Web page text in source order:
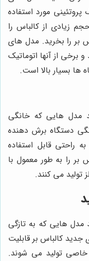
مورد استفاده
زیادی از کالباس را
بر را بخرید. مدل ‌های
از آنها اتوماتیک
ها بسیار بالا است.
مدل‌ هایی که خانگی
دستگاه برش دهنده
راحتی قابل استفاده
بر را به طور معمول با
تولید می ‌کنند.
مدل ‌هایی که به تازگی
کالباس بر قابلیت‌
خاصی تولید می‌ شوند.